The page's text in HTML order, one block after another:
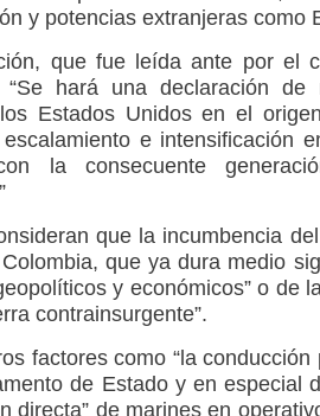
y potencias extranjeras como
que fue leída ante por el
hará una declaración de
Estados Unidos en el
e intensificación
la consecuente
que la incumbencia
que ya dura medio
y económicos” o de
contrainsurgente”.
factores como “la
de Estado y en especial
directa” de marines en